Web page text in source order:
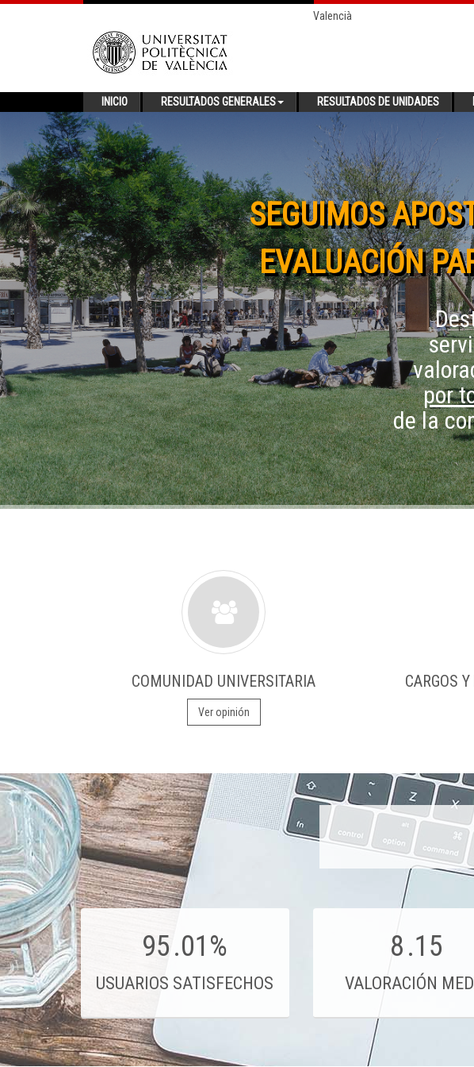
Valencià
INICIO RESULTADOS GENERALES RESULTADOS DE UNIDADES
SEGUIMOS
EVALUACIÓN
por
de la
COMUNIDAD UNIVERSITARIA
Ver opinión
CARGOS
95.01%
USUARIOS SATISFECHOS
8.15
VALORACIÓN